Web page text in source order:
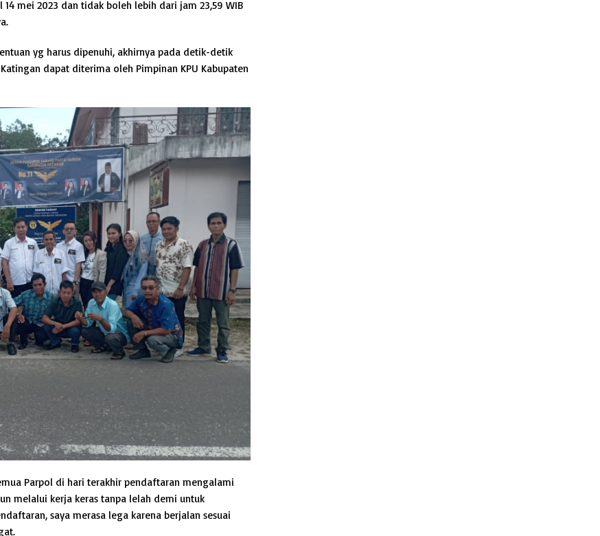
mei 2023 dan tidak boleh lebih dari jam 23,59 WIB
yg harus dipenuhi, akhirnya pada detik-detik
dapat diterima oleh Pimpinan KPU Kabupaten
Parpol di hari terakhir pendaftaran mengalami
melalui kerja keras tanpa lelah demi untuk
saya merasa lega karena berjalan sesuai